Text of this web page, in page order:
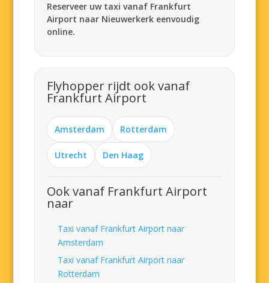
Reserveer uw taxi vanaf Frankfurt
Airport naar Nieuwerkerk eenvoudig
online.
Flyhopper rijdt ook vanaf
Frankfurt Airport
Amsterdam Rotterdam
Utrecht Den Haag
Ook vanaf Frankfurt Airport
naar
Taxi vanaf Frankfurt Airport naar
Amsterdam
Taxi vanaf Frankfurt Airport naar
Rotterdam